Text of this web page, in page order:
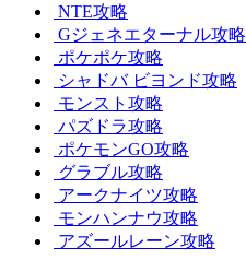
NTE攻略
Gジェネエターナル攻略
ポケポケ攻略
シャドバ ビヨンド攻略
モンスト攻略
パズドラ攻略
ポケモンGO攻略
グラブル攻略
アークナイツ攻略
モンハンナウ攻略
アズールレーン攻略